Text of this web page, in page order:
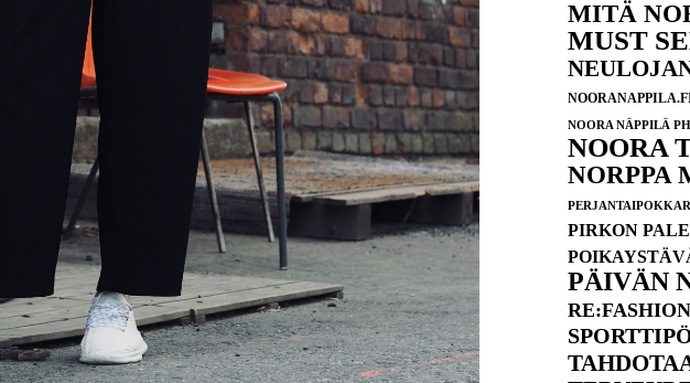
MITÄ
MUST
NOORA NÄPPILÄ
NOORA
NORPPA
PIRKON
PÄIVÄN